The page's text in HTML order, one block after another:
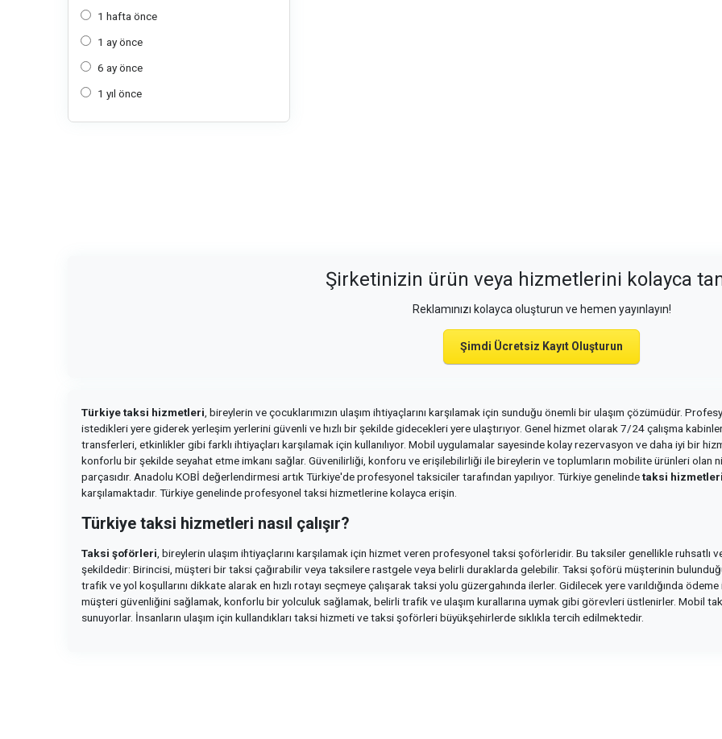
1 hafta önce
1 ay önce
6 ay önce
1 yıl önce
Şirketinizin ürün veya hizmetlerini kolayca
Reklamınızı kolayca oluşturun ve hemen yayınlayın!
Şimdi Ücretsiz Kayıt Oluşturun
Türkiye taksi hizmetleri , bireylerin ve çocuklarımızın ulaşım ihtiyaçlarını karşılamak için sunduğu önemli bir ulaşım çözümüdür.
istedikleri yere giderek yerleşim yerlerini güvenli ve hızlı bir şekilde gidecekleri yere ulaştırıyor. Genel hizmet olarak 7/24 çalışma
transferleri, etkinlikler gibi farklı ihtiyaçları karşılamak için kullanılıyor. Mobil uygulamalar sayesinde kolay rezervasyon ve daha iyi bir
konforlu bir şekilde seyahat etme imkanı sağlar. Güvenilirliği, konforu ve erişilebilirliği ile bireylerin ve toplumların mobilite ürünleri
parçasıdır. Anadolu KOBİ değerlendirmesi artık Türkiye'de profesyonel taksiciler tarafından yapılıyor. Türkiye genelindetaksi hizmetleri
karşılamaktadır. Türkiye genelinde profesyonel taksi hizmetlerine kolayca erişin.
Türkiye taksi hizmetleri nasıl çalışır?
Taksi şoförleri , bireylerin ulaşım ihtiyaçlarını karşılamak için hizmet veren profesyonel taksi şoförleridir. Bu taksiler genellikle
şekildedir: Birincisi, müşteri bir taksi çağırabilir veya taksilere rastgele veya belirli duraklarda gelebilir. Taksi şoförü müşterinin
trafik ve yol koşullarını dikkate alarak en hızlı rotayı seçmeye çalışarak taksi yolu güzergahında ilerler. Gidilecek yere varıldığında
müşteri güvenliğini sağlamak, konforlu bir yolculuk sağlamak, belirli trafik ve ulaşım kurallarına uymak gibi görevleri üstlenirler. Mobil
sunuyorlar. İnsanların ulaşım için kullandıkları taksi hizmeti ve taksi şoförleri büyükşehirlerde sıklıkla tercih edilmektedir.